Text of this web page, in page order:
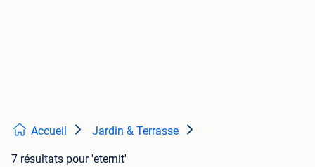
Accueil Jardin & Terrasse
7 résultats pour 'eternit'